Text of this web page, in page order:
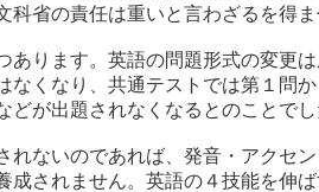
科省の責任は重いと言わざるを得ま
あります。英語の問題形式の変更
なくなり、共通テストでは第１問
どが出題されなくなるとのことで
れないのであれば、発音・アクセ
成されません。英語の４技能を伸